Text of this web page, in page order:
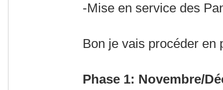
-Mise en service des
Bon je vais procéder en
Phase 1: Novembre/